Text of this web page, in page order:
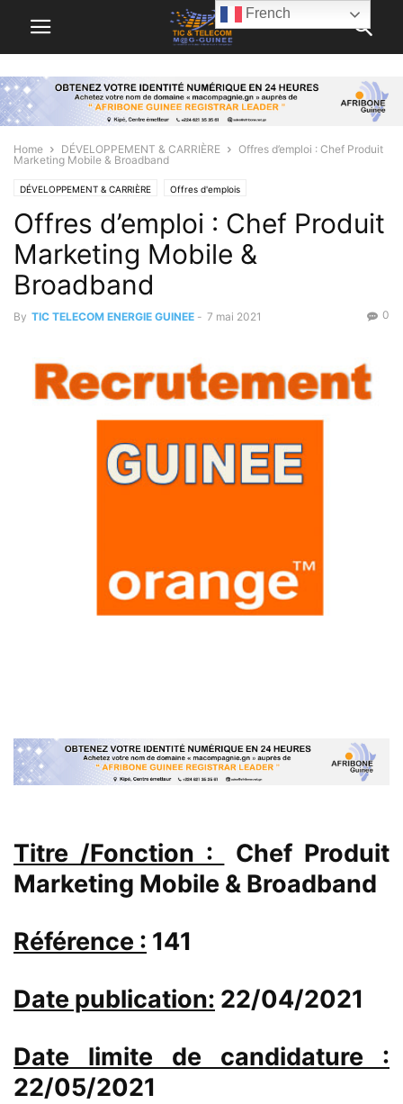
Home DÉVELOPPEMENT & CARRIÈRE
Offres d’emploi : Chef Produit
Marketing Mobile & Broadband
DÉVELOPPEMENT & CARRIÈRE Offres d'emplois
Offres d’emploi : Chef Produit
Marketing Mobile &
Broadband
By TIC TELECOM ENERGIE GUINEE - 7 mai 2021 0
Titre /Fonction :
Chef Produit
Marketing Mobile & Broadband
Référence : 141
Date publication: 22/04/2021
Date limite de candidature :
22/05/2021
French